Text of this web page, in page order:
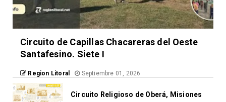
Circuito de Capillas Chacareras del Oeste
Santafesino. Siete I
Region Litoral Septiembre 01, 2026
Circuito Religioso de Oberá, Misiones